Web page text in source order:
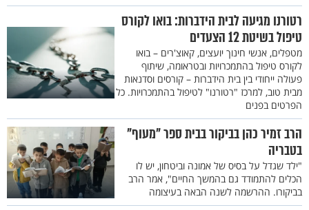
רטורנו מגיעה לבית הידברות: בואו לקורס
טיפול בשיטת 12 הצעדים
מטפלים, אנשי חינוך יועצים, קאוצ'רים – בואו
לקורס טיפול בהתמכרויות ובטראומה, שיתוף
פעולה ייחודי בין בית הידברות – קורסים וסדנאות
מבית טוב, למרכז "רטורנו" לטיפול בהתמכרויות. כל
הפרטים בפנים
הרב זמיר כהן בביקור בבית ספר "מעוף"
בטבריה
"ילד שגדל על בסיס של אמונה וביטחון, יש לו
הכלים להתמודד גם בהמשך החיים", אמר הרב
בביקורו. ההרשמה לשנה הבאה בעיצומה